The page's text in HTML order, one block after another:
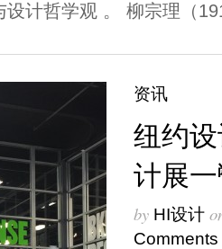
设计哲学观 。 柳宗理（
资讯
纽约
计展
by HI设计
Comments